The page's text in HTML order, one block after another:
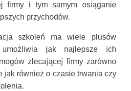
firmy i tym samym osiąganie
przychodów.
szkoleń ma wiele plusów
umożliwia jak najlepsze ich
zlecającej firmy zarówno
jak również o czasie trwania czy